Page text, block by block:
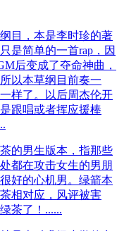
目，本是李时珍的著
是简单的一首rap，因
后变成了夺命神曲，
以本草纲目前奏一
样了。以后周杰伦开
跟唱或者挥应援棒
的男生版本，指那些
都在攻击女生的男朋
好的心机男。绿箭本
相对应，风评被害
茶了！......